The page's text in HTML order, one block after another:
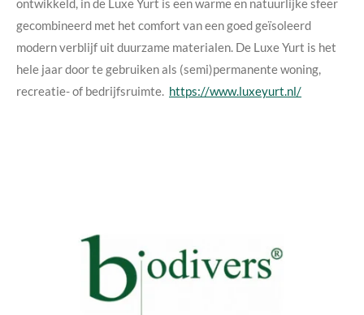
ontwikkeld, in de Luxe Yurt is een warme en natuurlijke sfeer
gecombineerd met het comfort van een goed geïsoleerd
modern verblijf uit duurzame materialen. De Luxe Yurt is het
hele jaar door te gebruiken als (semi)permanente woning,
recreatie- of bedrijfsruimte. https://www.luxeyurt.nl/